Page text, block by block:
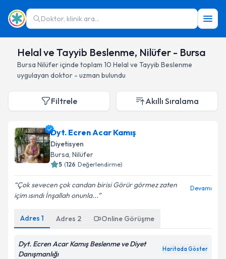
Doktor, klinik ara...
Helal ve Tayyib Beslenme, Nilüfer - Bursa
Bursa Nilüferiçinde toplam 10 Helal ve Tayyib Beslenme
uygulayan doktor - uzman bulundu
Filtrele Akıllı Sıralama
Dyt. Ecren Acar Kamış
Diyetisyen
Bursa, Nilüfer
5 (126 Değerlendirme)
Çok sevecen çok candan birisi Görür görmez zaten
içim ısındı İnşallah onunla...
Devamı
Adres 1 Adres 2 Online Görüşme
Dyt. Ecren Acar Kamış Beslenme ve Diyet
Danışmanlığı
Haritada Göster